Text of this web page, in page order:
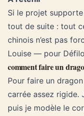
Si le projet supporte
tout de suite : tout
chinois n’est pas
Louise — pour
comment faire un
Pour faire un
carrée assez rigide.
puis je modèle le